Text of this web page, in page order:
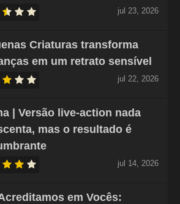
jul 23, 2026
Criaturas transforma
em um retrato sensível
jul 22, 2026
| Versão live-action nada
mas o resultado é
jul 14, 2026
em Vocês: